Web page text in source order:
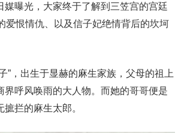
媒曝光，大家终于了解到三笠宫的宫廷
爱恨情仇、以及信子妃绝情背后的坎坷
”，出生于显赫的麻生家族，父母的祖上
界呼风唤雨的大人物。而她的哥哥便是
拦的麻生太郎。